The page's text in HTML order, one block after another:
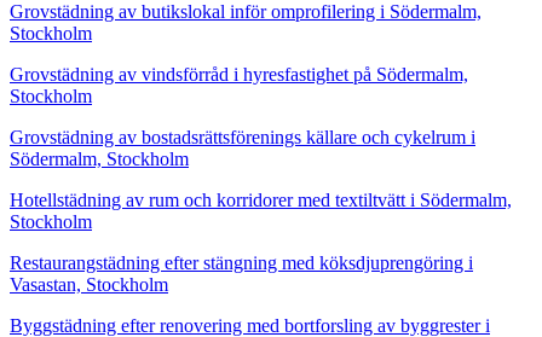
Grovstädning av butikslokal inför omprofilering i Södermalm,
Stockholm
Grovstädning av vindsförråd i hyresfastighet på Södermalm,
Stockholm
Grovstädning av bostadsrättsförenings källare och cykelrum i
Södermalm, Stockholm
Hotellstädning av rum och korridorer med textiltvätt i Södermalm,
Stockholm
Restaurangstädning efter stängning med köksdjuprengöring i
Vasastan, Stockholm
Byggstädning efter renovering med bortforsling av byggrester i